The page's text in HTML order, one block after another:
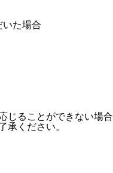
いた場合
じることができない場合
承ください。